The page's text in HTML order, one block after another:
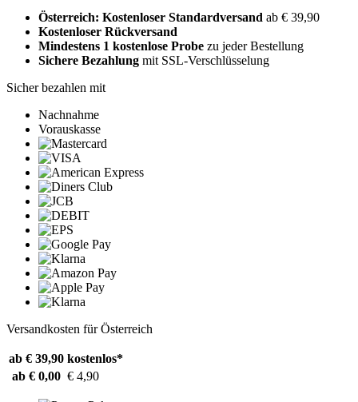
Österreich: Kostenloser Standardversand ab € 39,90
Kostenloser Rückversand
Mindestens 1 kostenlose Probe zu jeder Bestellung
Sichere Bezahlung mit SSL-Verschlüsselung
Sicher bezahlen mit
Nachnahme
Vorauskasse
Versandkosten für Österreich
ab € 39,90 kostenlos*
ab € 0,00 € 4,90